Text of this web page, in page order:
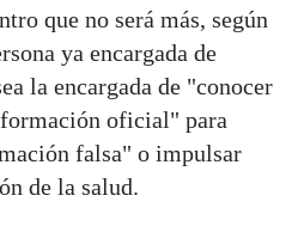
que no será más, según
ya encargada de
la encargada de "conocer
oficial" para
falsa" o impulsar
de la salud.